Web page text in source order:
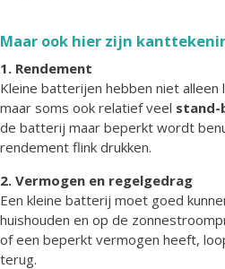
Maar ook hier zijn
1. Rendement
Kleine batterijen hebben niet alleen
maar soms ook relatief veel stand-
de batterij maar beperkt wordt
rendement flink drukken.
2. Vermogen en regelgedrag
Een kleine batterij moet goed
huishouden en op de
of een beperkt vermogen heeft,
terug.